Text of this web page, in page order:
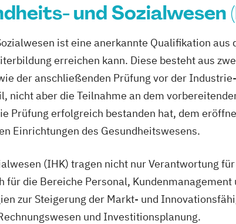
und Sozialwesen
ist eine anerkannte Qualifikation
erreichen kann. Diese besteht aus
der anschließenden Prüfung vor der
nicht aber die Teilnahme an dem
Prüfung erfolgreich bestanden hat, dem
Einrichtungen des Gesundheitswesens.
(IHK) tragen nicht nur Verantwortung
für die Bereiche Personal,
zur Steigerung der Markt- und
und Investitionsplanung.